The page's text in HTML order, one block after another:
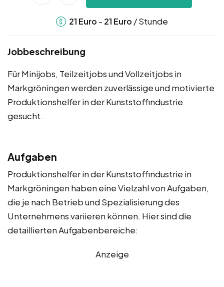
21 Euro - 21 Euro / Stunde
Jobbeschreibung
Für Minijobs, Teilzeitjobs und Vollzeitjobs in
Markgröningen werden zuverlässige und motivierte
Produktionshelfer in der Kunststoffindustrie
gesucht.
Aufgaben
Produktionshelfer in der Kunststoffindustrie in
Markgröningen haben eine Vielzahl von Aufgaben,
die je nach Betrieb und Spezialisierung des
Unternehmens variieren können. Hier sind die
detaillierten Aufgabenbereiche:
Anzeige